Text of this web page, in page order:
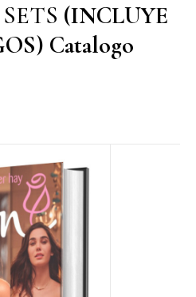
(INCLUYE
Catalogo